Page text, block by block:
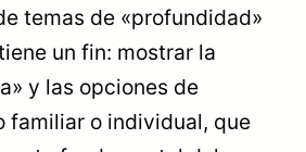
temas de «profundidad»
un fin: mostrar la
y las opciones de
familiar o individual, que